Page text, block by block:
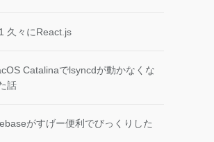
久々にReact.js
Catalinaでlsyncdが動かなくな
話
がすげー便利でびっくりした